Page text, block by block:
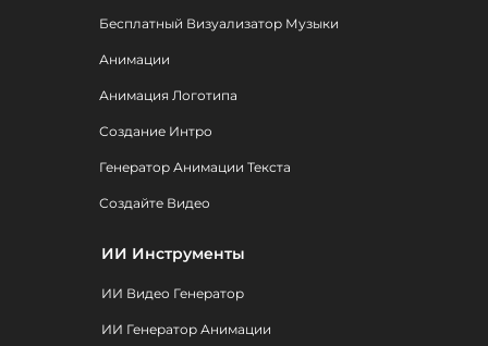
Бесплатный Визуализатор Музыки
Анимации
Анимация Логотипа
Создание Интро
Генератор Анимации Текста
Создайте Видео
ИИ Инструменты
ИИ Видео Генератор
ИИ Генератор Анимации